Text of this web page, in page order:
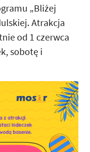
„Bliżej
Atrakcja
od 1 czerwca
sobotę i